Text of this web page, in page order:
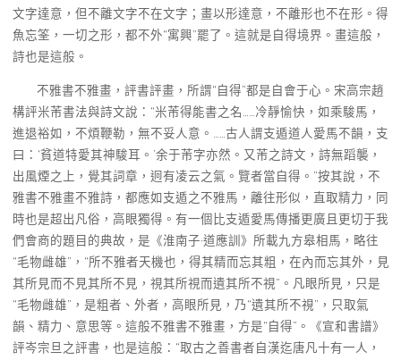
文字達意，但不離文字不在文字；畫以形達意，不離形也不在形。得
魚忘筌，一切之形，都不外“寓興”罷了。這就是自得境界。畫這般，
詩也是這般。
不雅書不雅畫，評書評畫，所謂“自得”都是自會于心。宋高宗趙
構評米芾書法與詩文說：“米芾得能書之名……冷靜愉快，如乘駿馬，
進退裕如，不煩鞭勒，無不妥人意。……古人謂支遁道人愛馬不韻，支
曰：‘貧道特愛其神駿耳。’余于芾字亦然。又芾之詩文，詩無蹈襲，
出風煙之上，覺其詞章，迥有凌云之氣。覽者當自得。”按其說，不
雅書不雅畫不雅詩，都應如支遁之不雅馬，離往形似，直取精力，同
時也是超出凡俗，高眼獨得。有一個比支遁愛馬傳播更廣且更切于我
們會商的題目的典故，是《淮南子·道應訓》所載九方皋相馬，略往
“毛物雌雄”，“所不雅者天機也，得其精而忘其粗，在內而忘其外，見
其所見而不見其所不見，視其所視而遺其所不視”。凡眼所見，只是
“毛物雌雄”，是粗者、外者，高眼所見，乃“遺其所不視”，只取氣
韻、精力、意思等。這般不雅書不雅畫，方是“自得”。《宣和書譜》
評岑宗旦之評書，也是這般：“取古之善書者自漢迄唐凡十有一人，